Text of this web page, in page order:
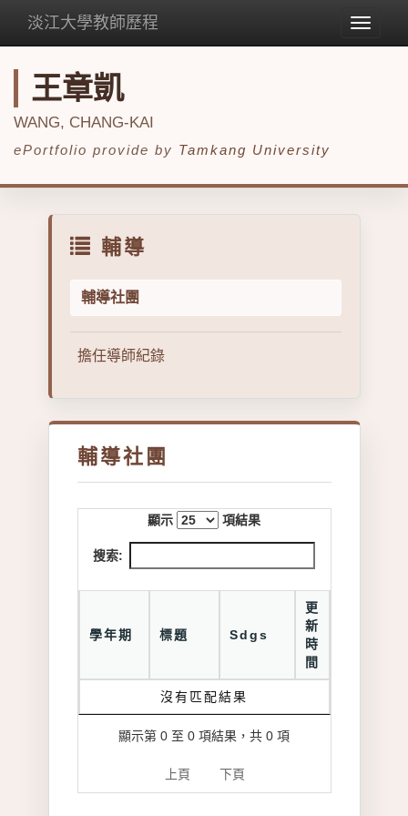
Toggle
淡江大學教師歷程
王章凱
WANG, CHANG-KAI
ePortfolio provide by Tamkang University
輔導
輔導社團
擔任導師紀錄
輔導社團
顯示 項結果
搜索:
學年期 標題 Sdgs
更
新
時
間
沒有匹配結果
顯示第 0 至 0 項結果，共 0 項
上頁 下頁